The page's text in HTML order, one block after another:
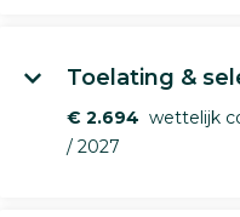
Toelating &
€ 2.694 wettelijk
/ 2027